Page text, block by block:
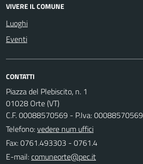
VIVERE IL COMUNE
Luoghi
Eventi
CONTATTI
Piazza del Plebiscito, n. 1
01028 Orte (VT)
C.F. 00088570569 - P.Iva: 00088570569
Telefono:vedere num uffici
Fax: 0761.493303 - 0761.4
E-mail: